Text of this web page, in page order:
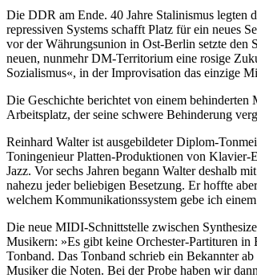
Die DDR am Ende. 40 Jahre Stalinismus legten
repressiven Systems schafft Platz für ein neues
vor der Währungsunion in Ost-Berlin setzte den
neuen, nunmehr DM-Territorium eine rosige
Sozialismus«, in der Improvisation das einzige
Die Geschichte berichtet von einem
Arbeitsplatz, der seine schwere Behinderung
Reinhard Walter ist ausgebildeter Diplom-
Toningenieur Platten-Produktionen von Klavier-
Jazz. Vor sechs Jahren begann Walter deshalb
nahezu jeder beliebigen Besetzung. Er hoffte
welchem Kommunikationssystem gebe ich
Die neue MIDI-Schnittstelle zwischen
Musikern: »Es gibt keine Orchester-Partituren
Tonband. Das Tonband schrieb ein Bekannter
Musiker die Noten. Bei der Probe haben wir